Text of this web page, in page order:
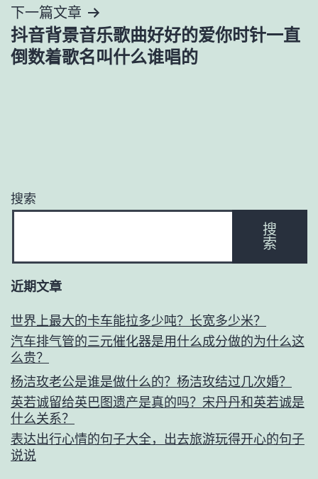
航
下一篇文章
抖音背景音乐歌曲好好的爱你时针一直
倒数着歌名叫什么谁唱的
搜索
搜
索
近期文章
世界上最大的卡车能拉多少吨？长宽多少米？
汽车排气管的三元催化器是用什么成分做的为什么这
么贵？
杨洁玫老公是谁是做什么的？杨洁玫结过几次婚？
英若诚留给英巴图遗产是真的吗？宋丹丹和英若诚是
什么关系？
表达出行心情的句子大全，出去旅游玩得开心的句子
说说